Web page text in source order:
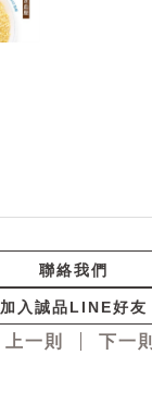
聯絡我們
加入誠品LINE好友
上一則 下一則